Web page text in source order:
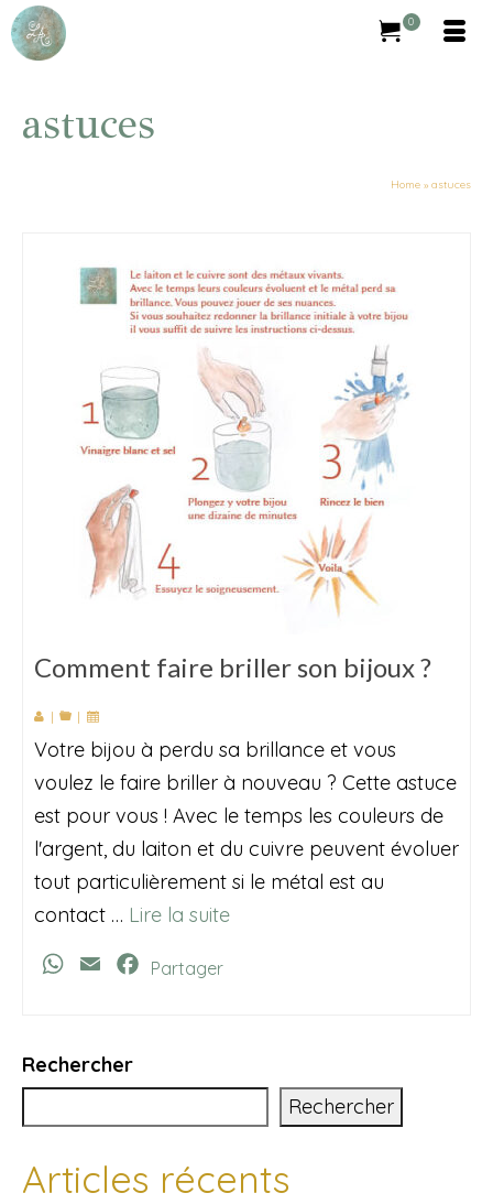
0
astuces
Home » astuces
Comment faire briller son bijoux ?
Votre bijou à perdu sa brillance et vous
voulez le faire briller à nouveau ? Cette astuce
est pour vous ! Avec le temps les couleurs de
l'argent, du laiton et du cuivre peuvent évoluer
tout particulièrement si le métal est au
contact … Lire la suite
WhatsApp
Email Facebook
Partager
Rechercher
Rechercher
Articles récents